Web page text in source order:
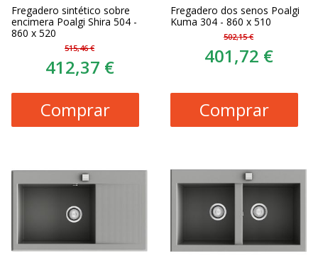
Fregadero sintético sobre
encimera Poalgi Shira 504 -
860 x 520
515,46 €
412,37 €
Comprar
Fregadero dos senos Poalgi
Kuma 304 - 860 x 510
502,15 €
401,72 €
Comprar